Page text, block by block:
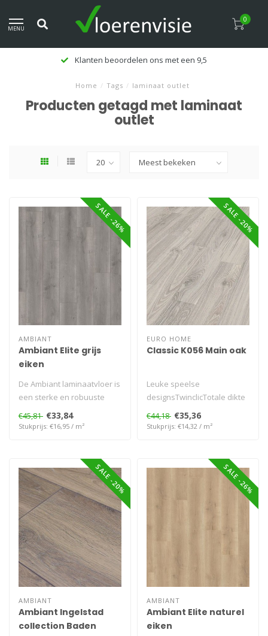
MENU
0
Klanten beoordelen ons met een 9,5
Home / Tags / laminaat outlet
Producten getagd met laminaat
outlet
SALE -26%
AMBIANT
Ambiant Elite grijs
eiken
De Ambiant laminaatvloer is
een sterke en robuuste
plank. De plank is 8 mm dik
e..
€45,81 €33,84
Stukprijs: €16,95 / m²
SALE -20%
EURO HOME
Classic K056 Main oak
Leuke speelse
designsTwinclicTotale dikte
7 mm. Oppervlakte
1285x192 mm. 10 pane..
€44,18 €35,36
Stukprijs: €14,32 / m²
SALE -20%
AMBIANT
Ambiant Ingelstad
collection Baden
SALE -26%
AMBIANT
Ambiant Elite naturel
eiken